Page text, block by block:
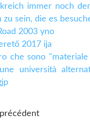
immer noch
zu sein, die es
2003 yno
2017 ija
che sono
università